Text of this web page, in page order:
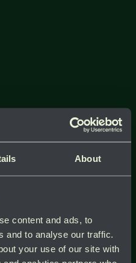
About
content and ads, to
and to analyse our traffic.
your use of our site with